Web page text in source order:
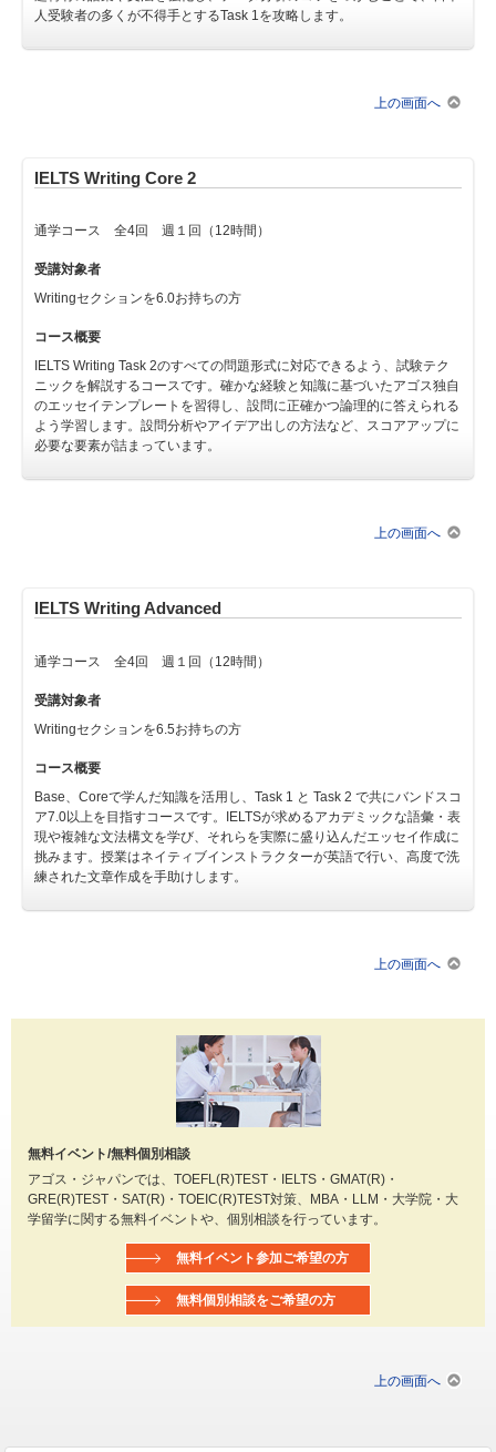
人受験者の多くが不得手とするTask 1を攻略します。
上の画面へ
IELTS Writing Core 2
通学コース 全4回 週１回（12時間）
受講対象者
Writingセクションを6.0お持ちの方
コース概要
IELTS Writing Task 2のすべての問題形式に対応できるよう、試験テク
ニックを解説するコースです。確かな経験と知識に基づいたアゴス独自
のエッセイテンプレートを習得し、設問に正確かつ論理的に答えられる
よう学習します。設問分析やアイデア出しの方法など、スコアアップに
必要な要素が詰まっています。
上の画面へ
IELTS Writing Advanced
通学コース 全4回 週１回（12時間）
受講対象者
Writingセクションを6.5お持ちの方
コース概要
Base、Coreで学んだ知識を活用し、Task 1 と Task 2 で共にバンドスコ
ア7.0以上を目指すコースです。IELTSが求めるアカデミックな語彙・表
現や複雑な文法構文を学び、それらを実際に盛り込んだエッセイ作成に
挑みます。授業はネイティブインストラクターが英語で行い、高度で洗
練された文章作成を手助けします。
上の画面へ
無料イベント/無料個別相談
アゴス・ジャパンでは、TOEFL(R)TEST・IELTS・GMAT(R)・
GRE(R)TEST・SAT(R)・TOEIC(R)TEST対策、MBA・LLM・大学院・大
学留学に関する無料イベントや、個別相談を行っています。
無料イベント参加ご希望の方
無料個別相談をご希望の方
上の画面へ